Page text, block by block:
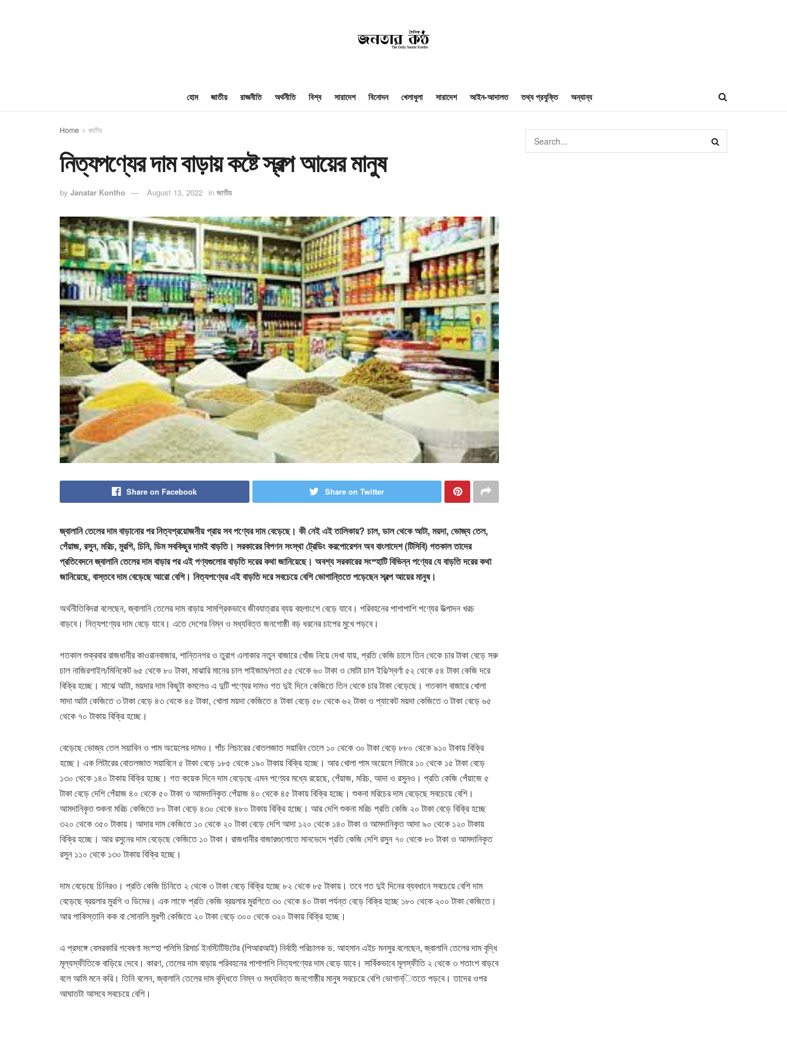
হোম জাতীয় রাজনীতি অর্থনীতি বিশ্ব সারাদেশ বিনোদন খেলাধুলা সারাদেশ আইন-আদালত তথ্য প্রযুক্তি অন্যান্য
Home জাতীয়
নিত্যপণ্যের দাম বাড়ায় কষ্টে স্বল্প আয়ের মানুষ
by Janatar Kontho August 13, 2022 in জাতীয়
Share on Facebook Share on Twitter
জ্বালানি তেলের দাম বাড়ানোর পর নিত্যপ্রয়োজনীয় প্রায় সব পণ্যের দাম বেড়েছে। কী নেই এই তালিকায়? চাল, ডাল থেকে আটা, ময়দা, ভোজ্য তেল,
পেঁয়াজ, রসুন, মরিচ, মুরগি, চিনি, ডিম সবকিছুর দামই বাড়তি। সরকারের বিপণন সংস্থা ট্রেডিং করপোরেশন অব বাংলাদেশ (টিসিবি) গতকাল তাদের
প্রতিবেদনে জ্বালানি তেলের দাম বাড়ার পর এই পণ্যগুলোর বাড়তি দরের কথা জানিয়েছে। অবশ্য সরকারের সংস্হাটি বিভিন্ন পণ্যের যে বাড়তি দরের কথা
জানিয়েছে, বাস্তবে দাম বেড়েছে আরো বেশি। নিত্যপণ্যের এই বাড়তি দরে সবচেয়ে বেশি ভোগান্তিতে পড়েছেন স্বল্প আয়ের মানুষ।
অর্থনীতিবিদরা বলেছেন, জ্বালানি তেলের দাম বাড়ায় সামগ্রিকভাবে জীবযাত্রার ব্যয় বহুলাংশে বেড়ে যাবে। পরিবহনের পাশাপাশি পণ্যের উত্পাদন খরচ
বাড়বে। নিত্যপণ্যের দাম বেড়ে যাবে। এতে দেশের নিম্ন ও মধ্যবিত্ত জনগোষ্ঠী বড় ধরনের চাপের মুখে পড়বে।
গতকাল শুক্রবার রাজধানীর কাওরানবাজার, শান্তিনগর ও তুরাগ এলাকার নতুন বাজারে খোঁজ নিয়ে দেখা যায়, প্রতি কেজি চালে তিন থেকে চার টাকা বেড়ে সরু
চাল নাজিরশাইল/মিনিকেট ৬৫ থেকে ৮০ টাকা, মাঝারি মানের চাল পাইজাম/লতা ৫৫ থেকে ৬০ টাকা ও মোটা চাল ইরি/স্বর্ণা ৫২ থেকে ৫৪ টাকা কেজি দরে
বিক্রি হচ্ছে। মাঝে আটা, ময়দার দাম কিছুটা কমলেও এ দুটি পণ্যের দামও গত দুই দিনে কেজিতে তিন থেকে চার টাকা বেড়েছে। গতকাল বাজারে খোলা
সাদা আটা কেজিতে ৩ টাকা বেড়ে ৪৩ থেকে ৪৫ টাকা, খোলা ময়দা কেজিতে ৪ টাকা বেড়ে ৫৮ থেকে ৬২ টাকা ও প্যাকেট ময়দা কেজিতে ৩ টাকা বেড়ে ৬৫
থেকে ৭০ টাকায় বিক্রি হচ্ছে।
বেড়েছে ভোজ্য তেল সয়াবিন ও পাম অয়েলের দামও। পাঁচ লিচারের বোতলজাত সয়াবিন তেলে ১০ থেকে ৩০ টাকা বেড়ে ৮৮০ থেকে ৯১০ টাকায় বিক্রি
হচ্ছে। এক লিটারের বোতলজাত সয়াবিনে ৫ টাকা বেড়ে ১৮৫ থেকে ১৯০ টাকায় বিক্রি হচ্ছে। আর খোলা পাম অয়েলে লিটারে ১০ থেকে ১৫ টাকা বেড়ে
১৩০ থেকে ১৪০ টাকায় বিক্রি হচ্ছে। গত কয়েক দিনে দাম বেড়েছে এমন পণ্যের মধ্যে রয়েছে, পেঁয়াজ, মরিচ, আদা ও রসুনও। প্রতি কেজি পেঁয়াজে ৫
টাকা বেড়ে দেশি পেঁয়াজ ৪০ থেকে ৫০ টাকা ও আমদানিকৃত পেঁয়াজ ৪০ থেকে ৪৫ টাকায় বিক্রি হচ্ছে। শুকনা মরিচের দাম বেড়েছে সবচেয়ে বেশি।
আমদানিকৃত শুকনা মরিচ কেজিতে ৮০ টাকা বেড়ে ৪৩০ থেকে ৪৮০ টাকায় বিক্রি হচ্ছে। আর দেশি শুকনা মরিচ প্রতি কেজি ২০ টাকা বেড়ে বিক্রি হচ্ছে
৩২০ থেকে ৩৫০ টাকায়। আদার দাম কেজিতে ১০ থেকে ২০ টাকা বেড়ে দেশি আদা ১২০ থেকে ১৪০ টাকা ও আমদানিকৃত আদা ৯০ থেকে ১২০ টাকায়
বিক্রি হচ্ছে। আর রসুনের দাম বেড়েছে কেজিতে ১০ টাকা। রাজধানীর বাজারগুলোতে মানভেদে প্রতি কেজি দেশি রসুন ৭০ থেকে ৮০ টাকা ও আমদানিকৃত
রসুন ১১০ থেকে ১৩০ টাকায় বিক্রি হচ্ছে।
দাম বেড়েছে চিনিরও। প্রতি কেজি চিনিতে ২ থেকে ৩ টাকা বেড়ে বিক্রি হচ্ছে ৮২ থেকে ৮৫ টাকায়। তবে গত দুই দিনের ব্যবধানে সবচেয়ে বেশি দাম
বেড়েছে ব্রয়লার মুরগি ও ডিমের। এক লাফে প্রতি কেজি ব্রয়লার মুরগিতে ৩০ থেকে ৪০ টাকা পর্যন্ত বেড়ে বিক্রি হচ্ছে ১৮০ থেকে ২০০ টাকা কেজিতে।
আর পাকিস্তানি কক বা সোনালি মুরগী কেজিতে ২০ টাকা বেড়ে ৩০০ থেকে ৩২০ টাকায় বিক্রি হচ্ছে।
এ প্রসঙ্গে বেসরকারি গবেষণা সংস্হা পলিসি রিসার্চ ইনস্টিটিউটের (পিআরআই) নির্বাহী পরিচালক ড. আহসান এইচ মনসুর বলেছেন, জ্বালানি তেলের দাম বৃদ্ধি
মূল্যস্ফীতিকে বাড়িয়ে দেবে। কারণ, তেলের দাম বাড়ায় পরিবহনের পাশাপাশি নিত্যপণ্যের দাম বেড়ে যাবে। সার্বিকভাবে মূলস্ফীতি ২ থেকে ৩ শতাংশ বাড়বে
বলে আমি মনে করি। তিনি বলেন, জ্বালানি তেলের দাম বৃদ্ধিতে নিম্ন ও মধ্যবিত্ত জনগোষ্ঠীর মানুষ সবচেয়ে বেশি ভোগান্িততে পড়বে। তাদের ওপর
আঘাতটা আসবে সবচেয়ে বেশি।